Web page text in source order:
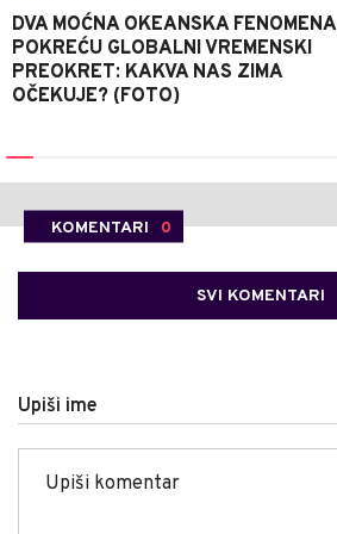
DVA MOĆNA OKEANSKA FENOMENA
POKREĆU GLOBALNI VREMENSKI
PREOKRET: KAKVA NAS ZIMA
OČEKUJE? (FOTO)
KOMENTARI 0
SVI KOMENTARI
Upiši ime